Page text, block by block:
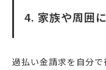
4. 家族や周囲
過払い金請求を自分